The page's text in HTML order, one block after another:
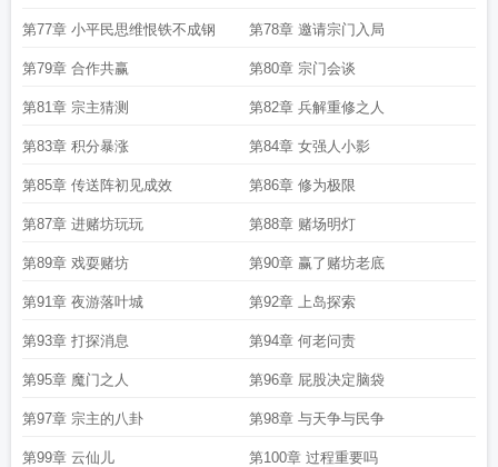
第77章 小平民思维恨铁不成钢 第78章 邀请宗门入局
第79章 合作共赢 第80章 宗门会谈
第81章 宗主猜测 第82章 兵解重修之人
第83章 积分暴涨 第84章 女强人小影
第85章 传送阵初见成效 第86章 修为极限
第87章 进赌坊玩玩 第88章 赌场明灯
第89章 戏耍赌坊 第90章 赢了赌坊老底
第91章 夜游落叶城 第92章 上岛探索
第93章 打探消息 第94章 何老问责
第95章 魔门之人 第96章 屁股决定脑袋
第97章 宗主的八卦 第98章 与天争与民争
第99章 云仙儿 第100章 过程重要吗